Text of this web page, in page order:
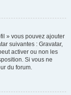
» vous pouvez ajouter
suivantes : Gravatar,
activer ou non les
Si vous ne
du forum.